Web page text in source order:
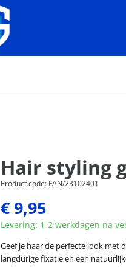
Hair styling
Product code: FAN/23102401
€ 9,95
Levering: 1-2 werkdagen na
Geef je haar de perfecte look met
langdurige fixatie en een